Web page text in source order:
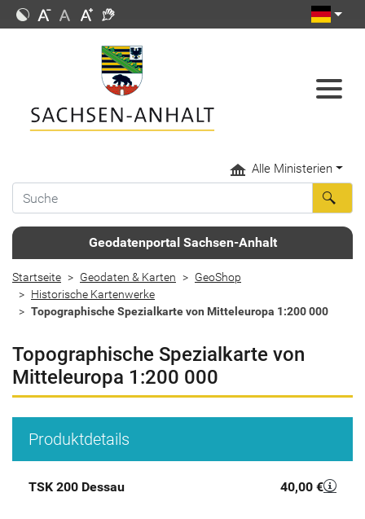
Alle Ministerien
Geodatenportal Sachsen-Anhalt
Startseite Geodaten & Karten
GeoShop
Historische Kartenwerke
Topographische Spezialkarte von Mitteleuropa 1:200 000
Topographische Spezialkarte von
Mitteleuropa 1:200 000
Produktdetails
TSK 200 Dessau 40,00 €